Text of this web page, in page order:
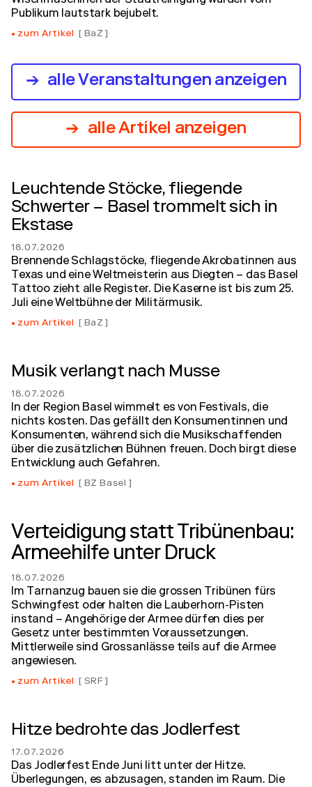
Publikum lautstark bejubelt.
zum Artikel BaZ
alle Veranstaltungen anzeigen
alle Artikel anzeigen
Leuchtende Stöcke, fliegende
Schwerter – Basel trommelt sich in
Ekstase
18.07.2026
Brennende Schlagstöcke, fliegende Akrobatinnen aus
Texas und eine Weltmeisterin aus Diegten – das Basel
Tattoo zieht alle Register. Die Kaserne ist bis zum 25.
Juli eine Weltbühne der Militärmusik.
zum Artikel BaZ
Musik verlangt nach Musse
18.07.2026
In der Region Basel wimmelt es von Festivals, die
nichts kosten. Das gefällt den Konsumentinnen und
Konsumenten, während sich die Musikschaffenden
über die zusätzlichen Bühnen freuen. Doch birgt diese
Entwicklung auch Gefahren.
zum Artikel BZ Basel
Verteidigung statt Tribünenbau:
Armeehilfe unter Druck
18.07.2026
Im Tarnanzug bauen sie die grossen Tribünen fürs
Schwingfest oder halten die Lauberhorn-Pisten
instand – Angehörige der Armee dürfen dies per
Gesetz unter bestimmten Voraussetzungen.
Mittlerweile sind Grossanlässe teils auf die Armee
angewiesen.
zum Artikel SRF
Hitze bedrohte das Jodlerfest
17.07.2026
Das Jodlerfest Ende Juni litt unter der Hitze.
Überlegungen, es abzusagen, standen im Raum. Die